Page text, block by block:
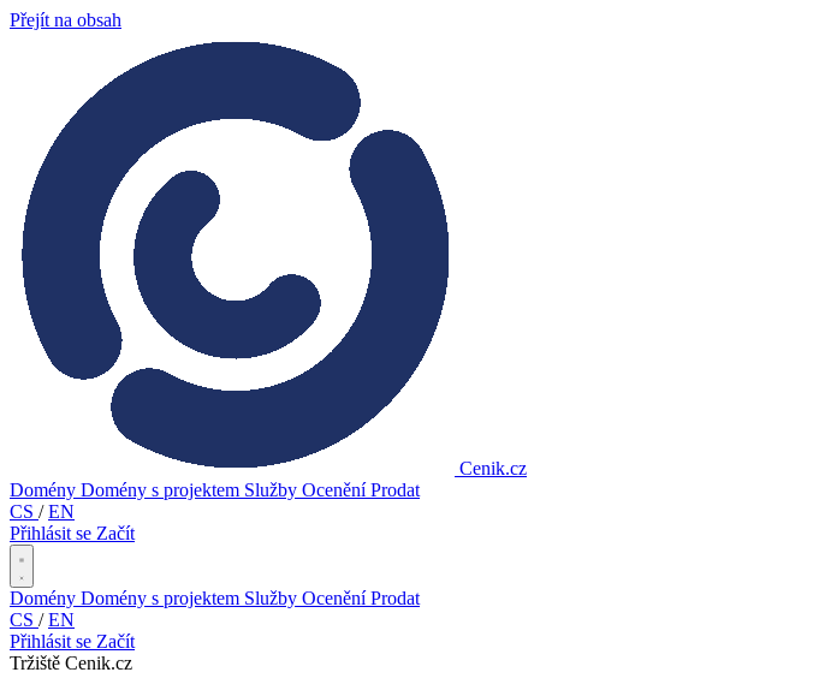
Přejít na obsah
Cenik.cz
Domény Domény s projektem Služby OceněníProdat
CS / EN
Přihlásit se Začít
Domény Domény s projektem Služby OceněníProdat
CS / EN
Přihlásit se Začít
Tržiště Cenik.cz